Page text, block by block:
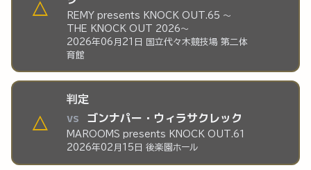
△
REMY presents KNOCK OUT.65 ～
THE KNOCK OUT 2026～
2026年06月21日 国立代々木競技場 第二体
育館
△
判定
vs ゴンナパー・ウィラサクレック
MAROOMS presents KNOCK OUT.61
2026年02月15日 後楽園ホール